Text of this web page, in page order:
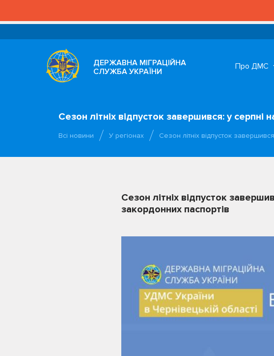
ДЕРЖАВНА МІГРАЦІЙНА
СЛУЖБА УКРАЇНИ
Про ДМС
Сезон літніх відпусток завершився: у
Всі новини У регіонах Сезон літніх відпусток
Сезон літніх відпусток
закордонних паспортів